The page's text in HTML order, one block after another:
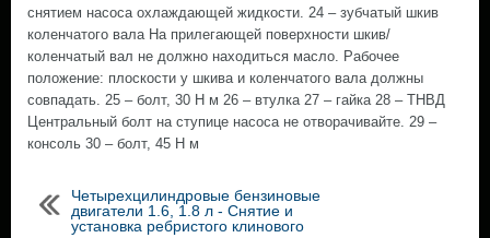
снятием насоса охлаждающей жидкости. 24 – зубчатый шкив
коленчатого вала На прилегающей поверхности шкив/
коленчатый вал не должно находиться масло. Рабочее
положение: плоскости у шкива и коленчатого вала должны
совпадать. 25 – болт, 30 Н м 26 – втулка 27 – гайка 28 – ТНВД
Центральный болт на ступице насоса не отворачивайте. 29 –
консоль 30 – болт, 45 Н м
Четырехцилиндровые бензиновые
двигатели 1.6, 1.8 л - Снятие и
установка ребристого клинового